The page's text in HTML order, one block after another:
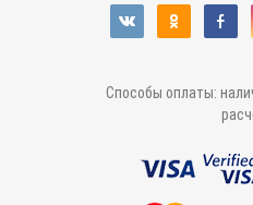
Способы оплаты: